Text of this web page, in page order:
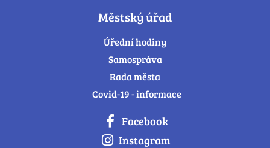
Městský úřad
Úřední hodiny
Samospráva
Rada města
Covid-19 - informace
Facebook
Instagram